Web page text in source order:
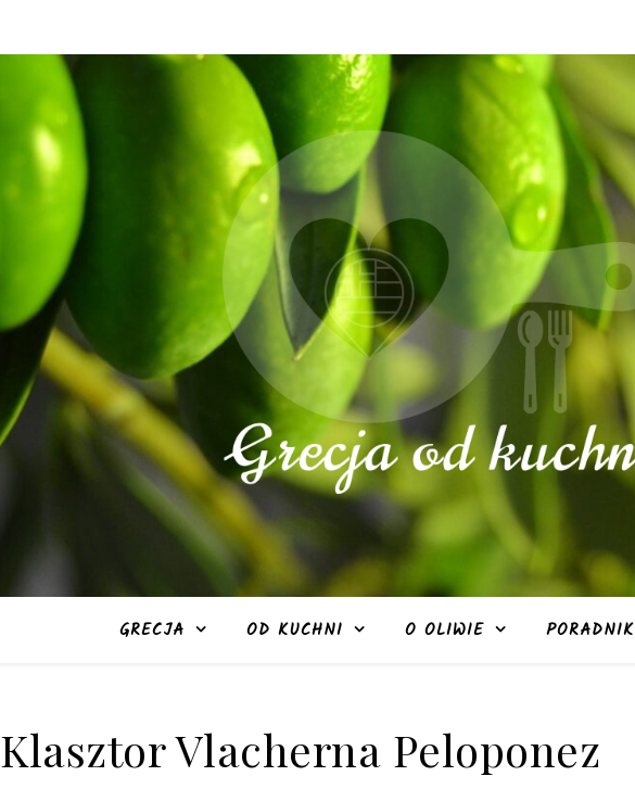
GRECJA OD KUCHNI O OLIWIE PORADNIK
Klasztor Vlacherna Peloponez